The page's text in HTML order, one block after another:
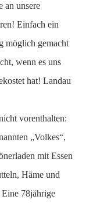
an unsere
Einfach ein
möglich gemacht
wenn es uns
hat! Landau
vorenthalten:
„Volkes“,
mit Essen
Häme und
Eine 78jährige